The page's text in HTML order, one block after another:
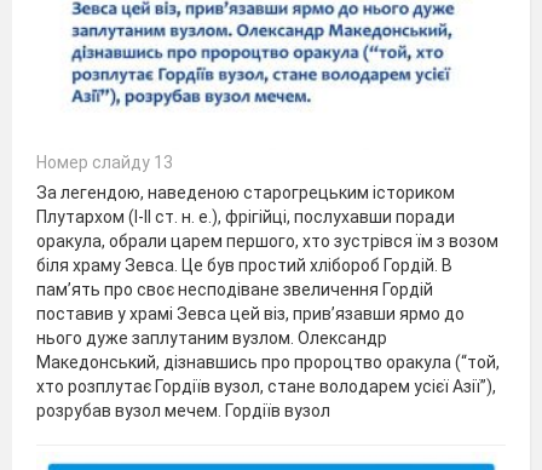
Номер слайду 13
За легендою, наведеною старогрецьким істориком
Плутархом (І-II ст. н. е.), фрігійці, послухавши поради
оракула, обрали царем першого, хто зустрівся їм з возом
біля храму Зевса. Це був простий хлібороб Гордій. В
пам’ять про своє несподіване звеличення Гордій
поставив у храмі Зевса цей віз, прив’язавши ярмо до
нього дуже заплутаним вузлом. Олександр
Македонський, дізнавшись про пророцтво оракула (“той,
хто розплутає Гордіїв вузол, стане володарем усієї Азії”),
розрубав вузол мечем. Гордіїв вузол